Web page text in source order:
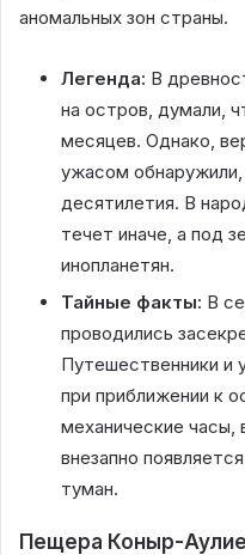
аномальных зон страны.
Легенда: В
на остров, думали,
месяцев. Однако,
ужасом
десятилетия. В
течет иначе, а под
инопланетян.
Тайные факты: В
проводились
Путешественники и
при приближении к
механические часы,
внезапно
туман.
Пещера Коныр-